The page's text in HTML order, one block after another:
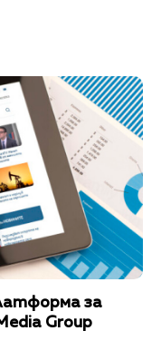
за
Group